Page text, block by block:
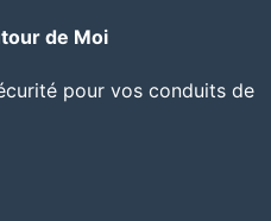
de Moi
pour vos conduits de